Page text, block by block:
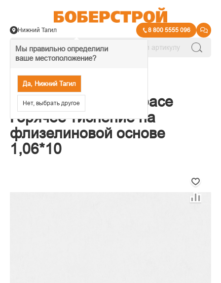
Мы правильно определили
ваше местоположение?
Да, Нижний Тагил
Нет, выбрать другое
Нижний Тагил 8 800 5555 096
Обои Палитра Artspace
Горячее тиснение на
флизелиновой основе
1,06*10